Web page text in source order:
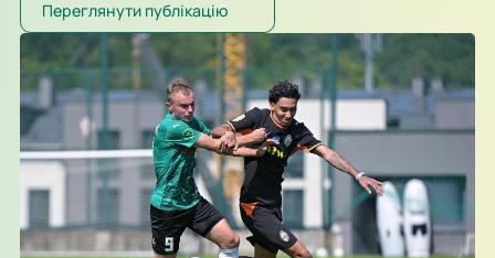
«Прикарпаття-Благо». Поєдинок на «Арені Куликів»
розпочнеться о 16:30. Для суперників це буде перша
офіційна зустріч в історії. Раніше команди перетиналися
лише у контрольних матчах. Старт сезону для команд
вийшов різним. Новачок Першої ліги «Куликів-Білка» у…
Переглянути публікацію